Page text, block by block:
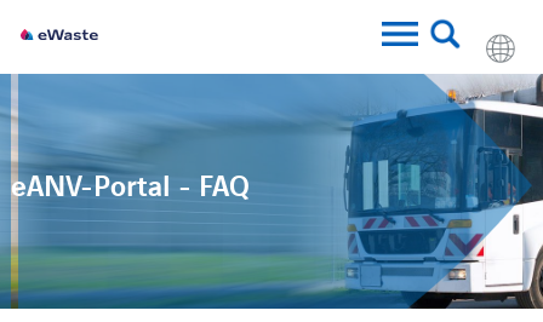
eANV-Portal - FAQ